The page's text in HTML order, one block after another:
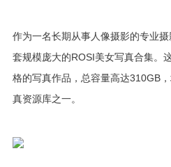
作为一名长期从事人像摄影的专业
套规模庞大的ROSI美女写真合集。
格的写真作品，总容量高达310GB
真资源库之一。
面